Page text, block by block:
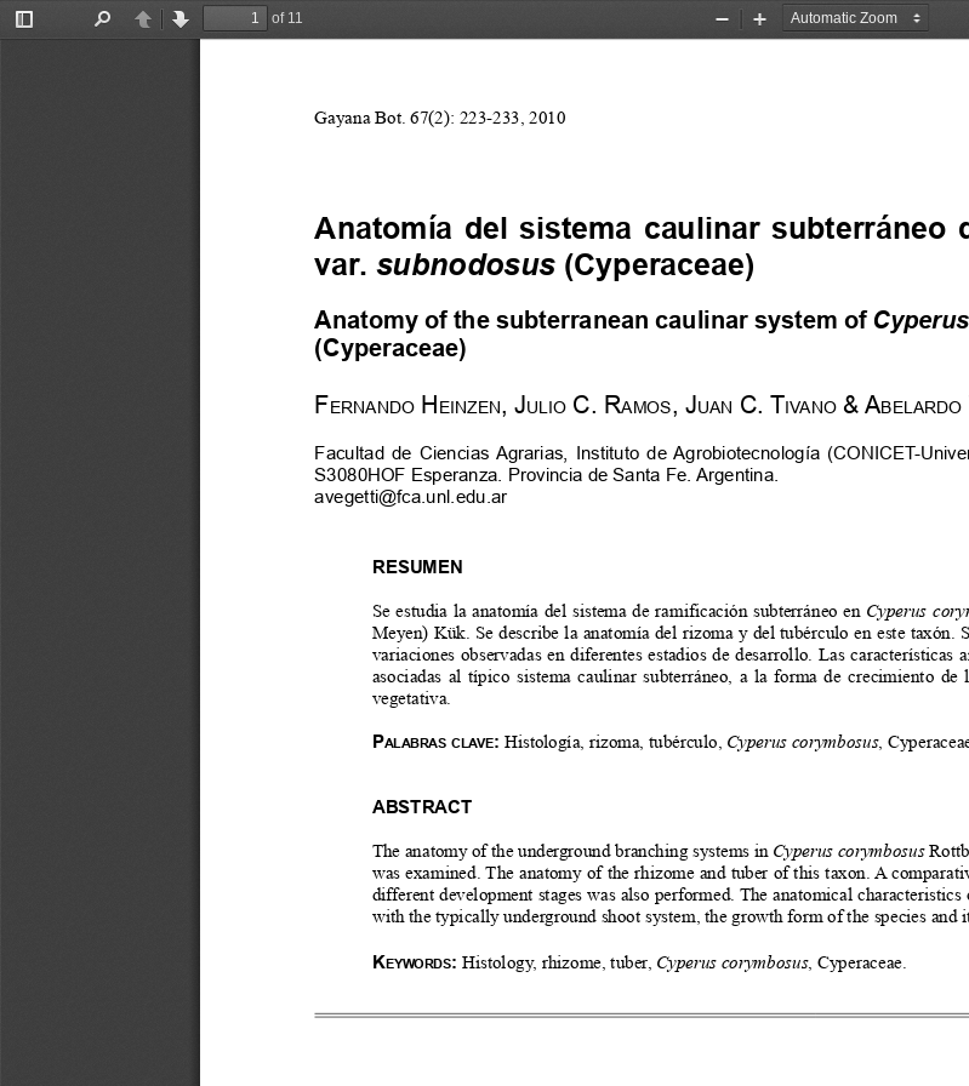
Toggle
PreviousNext
of 11
Zoom
Zoom
Anatomía  del  sistema  caulinar  subterráneo
var. subnodosus (Cyperaceae)
Anatomy of the subterranean caulinar system of
(Cyperaceae)
Fernando heinzen , Julio c. raMos , Juan c. t ivano & abelardo
Facultad  de  Ciencias Agrarias,  Instituto  de Agrobiotecnología  (CONICET-
S3080HOF Esperanza. Provincia de Santa Fe. Argentina.
avegetti@fca.unl.edu.ar
RESUMEN
Se estudia la anatomía del sistema de ramificación subterráneo en Cyperus
Meyen) Kük. Se describe la anatomía del rizoma y del tubérculo en este taxón.
variaciones observadas en diferentes estadios de desarrollo. Las características
asociadas al típico sistema caulinar subterráneo, a la forma de crecimiento
vegetativa.
Palabras clave: Histología, rizoma, tubérculo, Cyperus corymbosus,
ABSTRACT
The anatomy of the underground branching systems in Cyperus corymbosus
was examined. The anatomy of the rhizome and tuber of this taxon. A
different development stages was also performed. The anatomical
with the typically underground shoot system, the growth form of the species and
Keywords: Histology, rhizome, tuber, Cyperus corymbosus, Cyperaceae.
Gayana Bot. 67(2): 223-233, 2010